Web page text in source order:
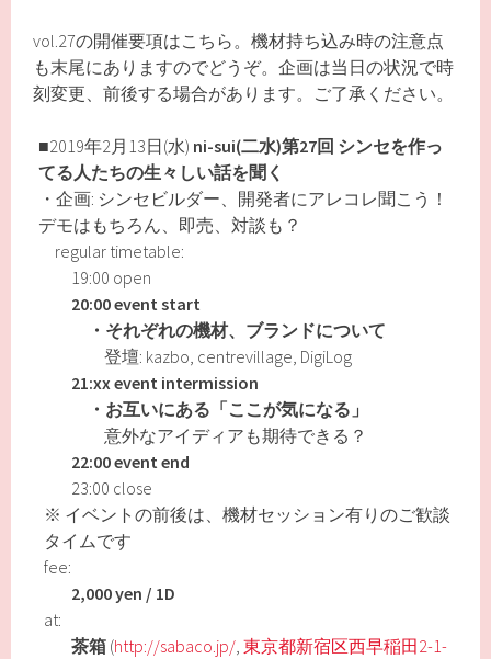
vol.27の開催要項はこちら。機材持ち込み時の注意点
も末尾にありますのでどうぞ。企画は当日の状況で時
刻変更、前後する場合があります。ご了承ください。
■2019年2月13日(水) ni-sui(二水)第27回 シンセを作っ
てる人たちの生々しい話を聞く
・企画: シンセビルダー、開発者にアレコレ聞こう！
デモはもちろん、即売、対談も？
regular timetable:
19:00 open
20:00 event start
・それぞれの機材、ブランドについて
登壇: kazbo, centrevillage, DigiLog
21:xx event intermission
・お互いにある「ここが気になる」
意外なアイディアも期待できる？
22:00 event end
23:00 close
※ イベントの前後は、機材セッション有りのご歓談
タイムです
fee:
2,000 yen / 1D
at:
茶箱 (http://sabaco.jp/ ,東京都新宿区西早稲田2-1-